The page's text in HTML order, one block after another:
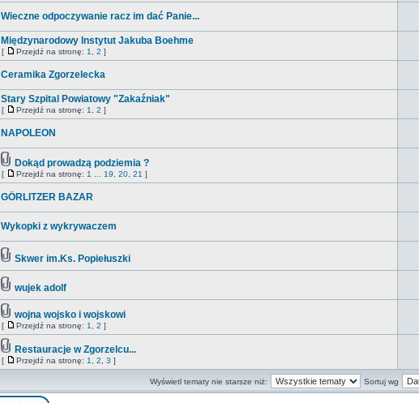
Wieczne odpoczywanie racz im dać Panie...
Międzynarodowy Instytut Jakuba Boehme
[ Przejdź na stronę: 1 2 ]
Ceramika Zgorzelecka
Stary Szpital Powiatowy "Zakaźniak"
[ Przejdź na stronę: 1 2 ]
NAPOLEON
Dokąd prowadzą podziemia ?
[ Przejdź na stronę: 1 19 20 21 ]
GÖRLITZER BAZAR
Wykopki z wykrywaczem
Skwer im.Ks. Popiełuszki
wujek adolf
wojna wojsko i wojskowi
[ Przejdź na stronę: 1 2 ]
Restauracje w Zgorzelcu...
[ Przejdź na stronę: 1 2 3 ]
Wyświetl tematy nie starsze niż: Sortuj wg